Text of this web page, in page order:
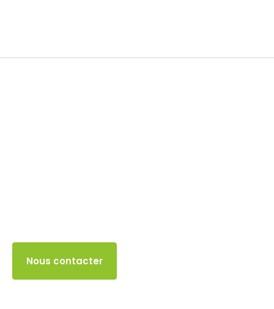
Nous contacter